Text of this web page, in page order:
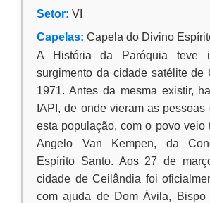
Setor: VI
Capelas: Capela do Divino
A História da Paróquia teve
surgimento da cidade satélite de
1971. Antes da mesma existir,
IAPI, de onde vieram as pessoas
esta população, com o povo veio
Angelo Van Kempen, da
Espírito Santo. Aos 27 de
cidade de Ceilândia foi
com ajuda de Dom Ávila, Bispo